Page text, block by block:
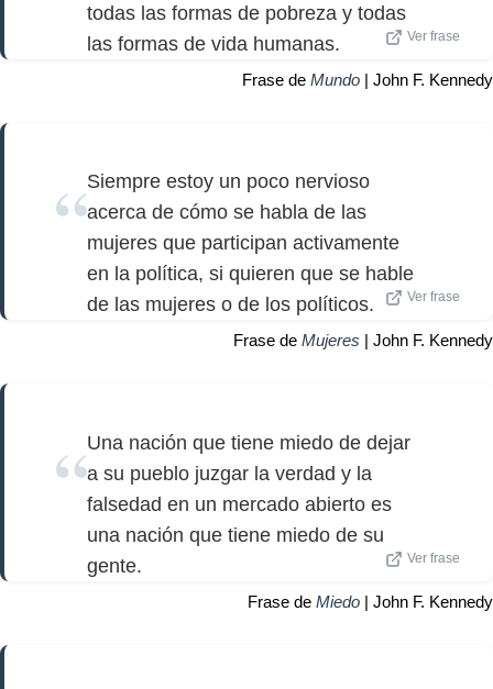
todas las formas de pobreza y todas
las formas de vida humanas.
Ver frase
Frase de Mundo | John F. Kennedy
Siempre estoy un poco nervioso
acerca de cómo se habla de las
mujeres que participan activamente
en la política, si quieren que se hable
de las mujeres o de los políticos.
Ver frase
Frase de Mujeres | John F. Kennedy
Una nación que tiene miedo de dejar
a su pueblo juzgar la verdad y la
falsedad en un mercado abierto es
una nación que tiene miedo de su
gente.
Ver frase
Frase de Miedo | John F. Kennedy